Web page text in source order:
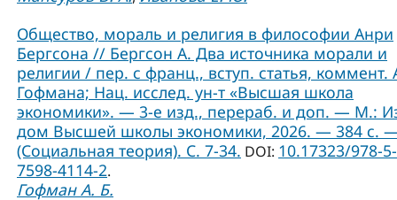
Общество, мораль и религия в философии Анри
Бергсона // Бергсон А. Два источника морали и
религии / пер. с франц., вступ. статья, коммент.
Гофмана; Нац. исслед. ун-т «Высшая школа
экономики». — 3-е изд., перераб. и доп. — М.:
дом Высшей школы экономики, 2026. — 384 с.
(Социальная теория). C. 7-34. DOI: 10.17323/978-5-
7598-4114-2.
Гофман А. Б.